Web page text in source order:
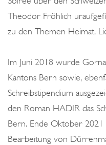
Theodor Fröhlich
zu den Themen Heimat,
Im Juni 2018 wurde
Kantons Bern sowie,
Schreibstipendium
den Roman HADIR das
Bern. Ende Oktober 2021
Bearbeitung von